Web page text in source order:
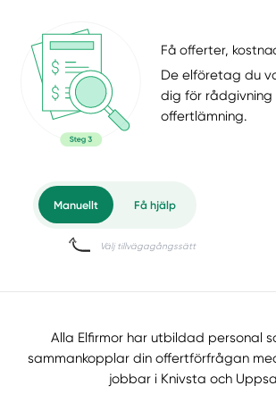
Få offerter,
De elföretag du
dig för rådgivning
offertlämning.
Alla Elfirmor har utbildad personal
sammankopplar din offertförfrågan
jobbar i Knivsta och